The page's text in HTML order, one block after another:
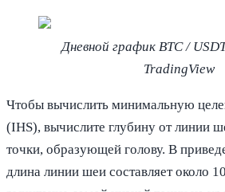
Дневной график BTC /
TradingView
Чтобы вычислить минимальную
(IHS), вычислите глубину от линии
точки, образующей голову. В
длина линии шеи составляет около